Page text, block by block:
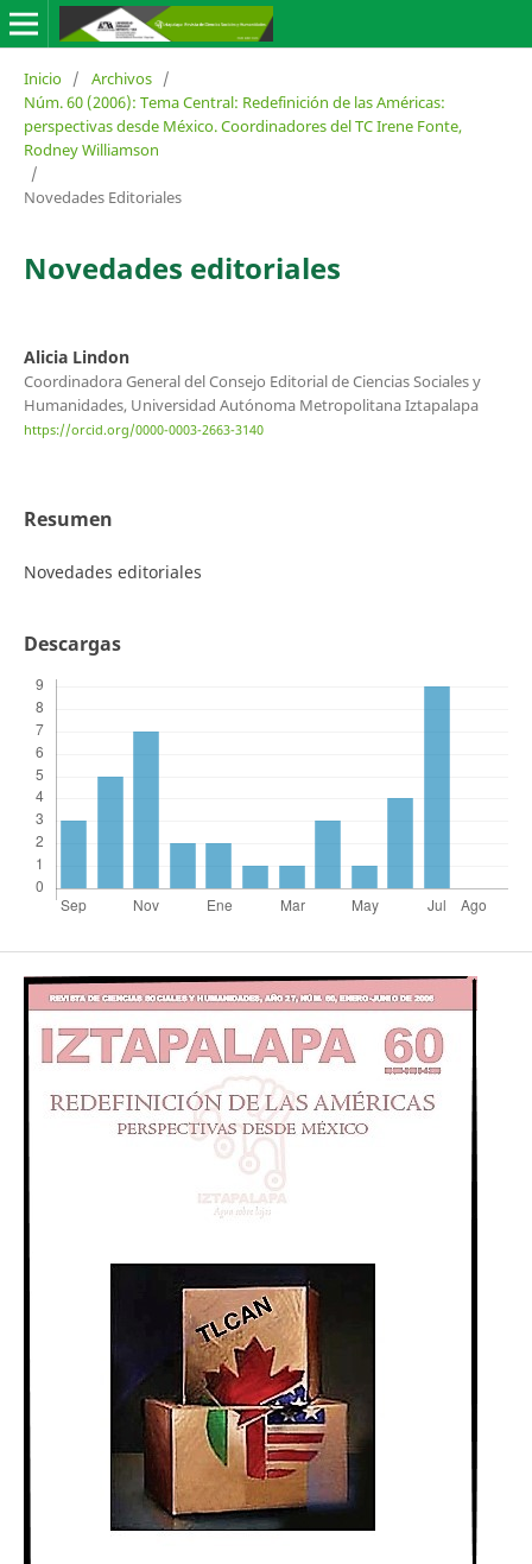
Inicio / Archivos /
Núm. 60 (2006): Tema Central: Redefinición de las Américas:
perspectivas desde México. Coordinadores del TC Irene Fonte,
Rodney Williamson
/
Novedades Editoriales
Novedades editoriales
Alicia Lindon
Coordinadora General del Consejo Editorial de Ciencias Sociales y
Humanidades, Universidad Autónoma Metropolitana Iztapalapa
https://orcid.org/0000-0003-2663-3140
Resumen
Novedades editoriales
Descargas